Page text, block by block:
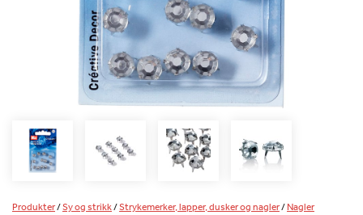
Produkter/Sy og strikk/Strykemerker, lapper, dusker og nagler/Nagler